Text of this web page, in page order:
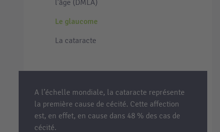
l’âge (DMLA)
Le glaucome
La cataracte
A l’échelle mondiale, la cataracte représente
la première cause de cécité. Cette affection
est, en effet, en cause dans 48 % des cas de
cécité.